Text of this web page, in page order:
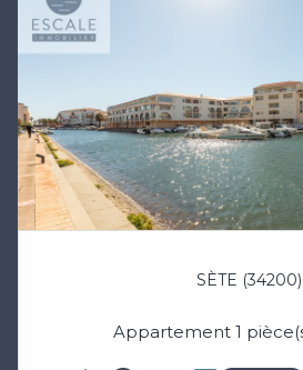
SÈTE (34200)